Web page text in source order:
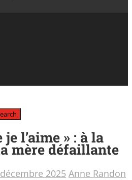
l’aime » : à la
mère défaillante
2025 Anne Randon